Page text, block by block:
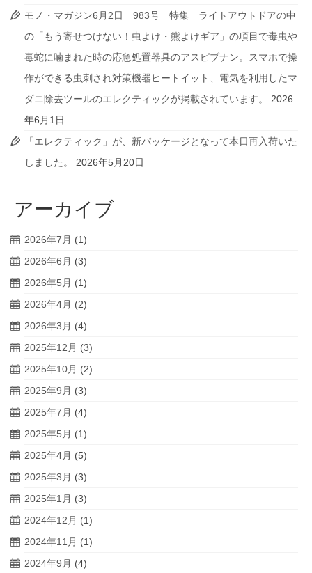
モノ・マガジン6月2日 983号 特集 ライトアウトドアの中
の「もう寄せつけない！虫よけ・熊よけギア」の項目で毒虫や
毒蛇に噛まれた時の応急処置器具のアスピブナン。スマホで操
作ができる虫刺され対策機器ヒートイット、電気を利用したマ
ダニ除去ツールのエレクティックが掲載されています。
2026
年6月1日
「エレクティック」が、新パッケージとなって本日再入荷いた
しました。
2026年5月20日
アーカイブ
2026年7月 (1)
2026年6月 (3)
2026年5月 (1)
2026年4月 (2)
2026年3月 (4)
2025年12月 (3)
2025年10月 (2)
2025年9月 (3)
2025年7月 (4)
2025年5月 (1)
2025年4月 (5)
2025年3月 (3)
2025年1月 (3)
2024年12月 (1)
2024年11月 (1)
2024年9月 (4)